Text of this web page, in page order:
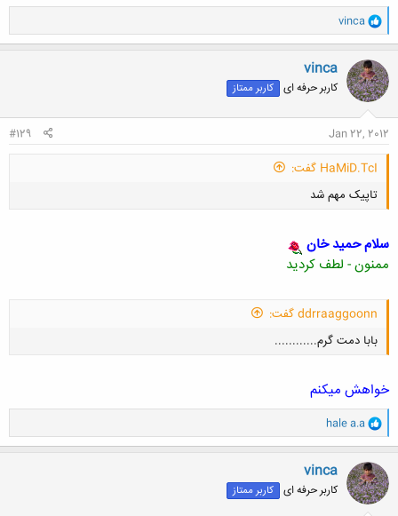
و
ا
ک
ن
ش
ه
ا
vinca
vinca
کاربر حرفه ای کاربر ممتاز
Jan 22, 2012
#129
HaMiD.TcI گفت:
تاپیک مهم شد
سلام حمید خان
ممنون - لطف کردید
ddrraaggoonn گفت:
بابا دمت گرم............
خواهش میکنم
و
ا
ک
ن
ش
ه
ا
hale a.a
vinca
کاربر حرفه ای کاربر ممتاز